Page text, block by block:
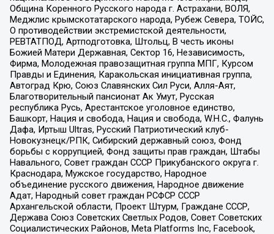
Община Коренного Русского народа г. Астрахани, ВОЛЯ,
Меджлис крымскотатарского народа, Рубеж Севера, ТОЙС,
О противодействии экстремистской деятельности,
РЕВТАТПОД, Артподготовка, Штольц, В честь иконы
Божией Матери Державная, Сектор 16, Независимость,
Фирма, Молодежная правозащитная группа МПГ, Курсом
Правды и Единения, Каракольская инициативная группа,
Автоград Крю, Союз Славянских Сил Руси, Алля-Аят,
Благотворительный пансионат Ак Умут, Русская
республика Русь, Арестантское уголовное единство,
Башкорт, Нация и свобода, Нация и свобода, W.H.С., Фалунь
Дафа, Иртыш Ultras, Русский Патриотический клуб-
Новокузнецк/РПК, Сибирский державный союз, Фонд
борьбы с коррупцией, Фонд защиты прав граждан, Штабы
Навального, Совет граждан СССР Прикубанского округа г.
Краснодара, Мужское государство, Народное
объединение русского движения, Народное движение
Адат, Народный совет граждан РСФСР СССР
Архангельской области, Проект Штурм, Граждане СССР,
Держава Союз Советских Светлых Родов, Совет Советских
Социалистических Районов, Meta Platforms Inc, Facebook,